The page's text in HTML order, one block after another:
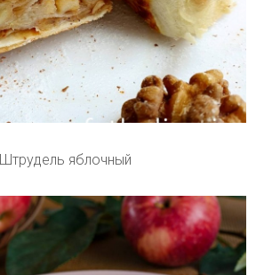
Штрудель яблочный